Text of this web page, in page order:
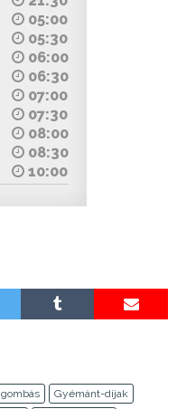
05:00
05:30
06:00
06:30
07:00
07:30
08:00
08:30
10:00
gombás
Gyémánt-díjak